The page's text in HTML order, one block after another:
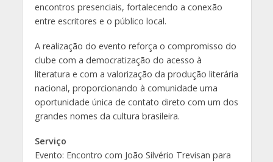
encontros presenciais, fortalecendo a conexão
entre escritores e o público local.
A realização do evento reforça o compromisso do
clube com a democratização do acesso à
literatura e com a valorização da produção literária
nacional, proporcionando à comunidade uma
oportunidade única de contato direto com um dos
grandes nomes da cultura brasileira.
Serviço
Evento: Encontro com João Silvério Trevisan para